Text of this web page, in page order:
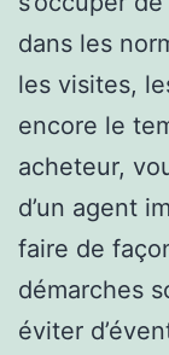
dans les
les visites,
encore le
acheteur,
d’un agent
faire de
démarches
éviter